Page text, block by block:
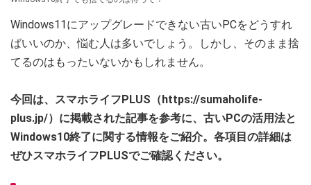
Windows11にアップグレードできない古いPCをどうすれ
ばいいのか、悩む人は多いでしょう。しかし、そのまま捨
てるのはもったいないかもしれません。
今回は、スマホライフPLUS（https://sumaholife-
plus.jp/）に掲載された記事を参考に、古いPCの活用法と
Windows10終了に関する情報をご紹介。各項目の詳細は
ぜひスマホライフPLUSでご確認ください。